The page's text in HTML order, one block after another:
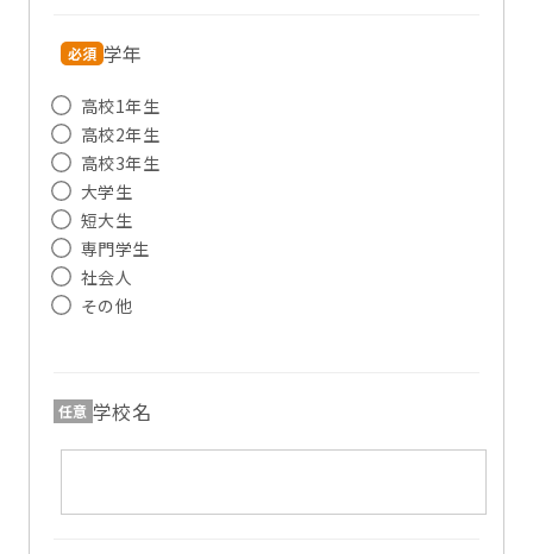
学年
必須
高校1年生
高校2年生
高校3年生
大学生
短大生
専門学生
社会人
その他
学校名
任意